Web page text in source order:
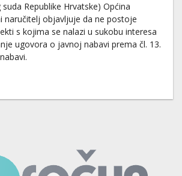
Republike Hrvatske) Općina
naručitelj objavljuje da ne postoje
s kojima se nalazi u sukobu interesa
ugovora o javnoj nabavi prema čl. 13.